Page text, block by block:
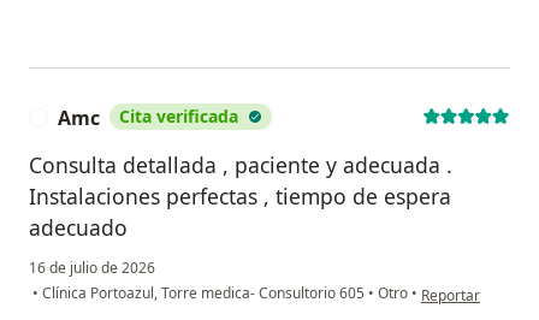
Amc Cita verificada
Consulta detallada , paciente y adecuada .
Instalaciones perfectas , tiempo de espera
adecuado
16 de julio de 2026
• Clínica Portoazul, Torre medica- Consultorio 605 • Otro • en opinión del
Reportar